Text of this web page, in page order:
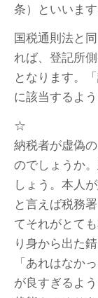
条）といいます
国税通則法と
れば、登記所
となります。
に該当するよ
☆
納税者が虚偽
のでしょうか
しょう。本人
と言えば税務
てそれがとて
り身から出た
「あれはなか
が良すぎるよ